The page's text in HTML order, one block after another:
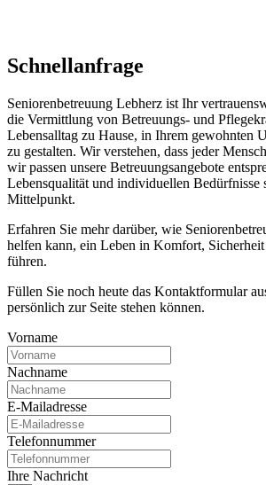
Schnell­anfrage
Seniorenbetreuung Lebherz ist Ihr
die Vermittlung von Betreuungs- und
Lebensalltag zu Hause, in Ihrem gewohnten
zu gestalten. Wir verstehen, dass jeder
wir passen unsere Betreuungsangebote
Lebensqualität und individuellen Bedürfnisse
Mittelpunkt.
Erfahren Sie mehr darüber, wie
helfen kann, ein Leben in Komfort,
führen.
Füllen Sie noch heute das Kontaktformular
persönlich zur Seite stehen können.
Vorname
Nachname
E-Mailadresse
Telefonnummer
Ihre Nachricht